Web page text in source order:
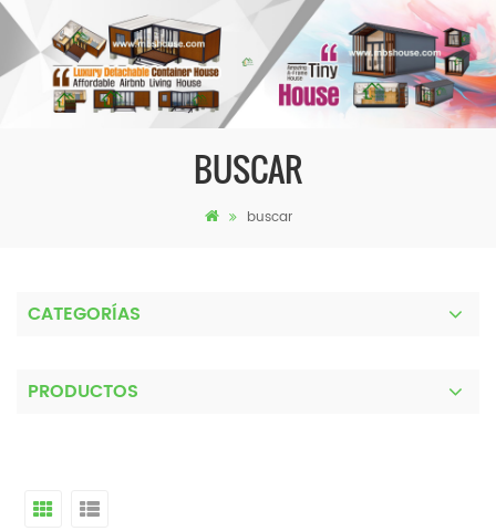
BUSCAR
buscar
CATEGORÍAS
PRODUCTOS